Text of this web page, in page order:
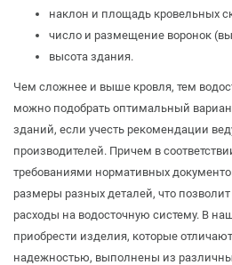
наклон и площадь кровельных
число и размещение воронок
высота здания.
Чем сложнее и выше кровля, тем
можно подобрать оптимальный
зданий, если учесть рекомендации
производителей. Причем в
требованиями нормативных
размеры разных деталей, что
расходы на водосточную систему. В
приобрести изделия, которые
надежностью, выполнены из